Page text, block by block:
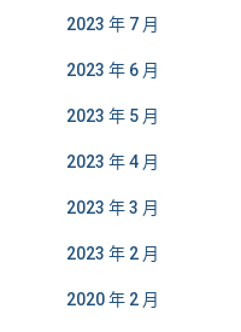
2023 年 7 月
2023 年 6 月
2023 年 5 月
2023 年 4 月
2023 年 3 月
2023 年 2 月
2020 年 2 月